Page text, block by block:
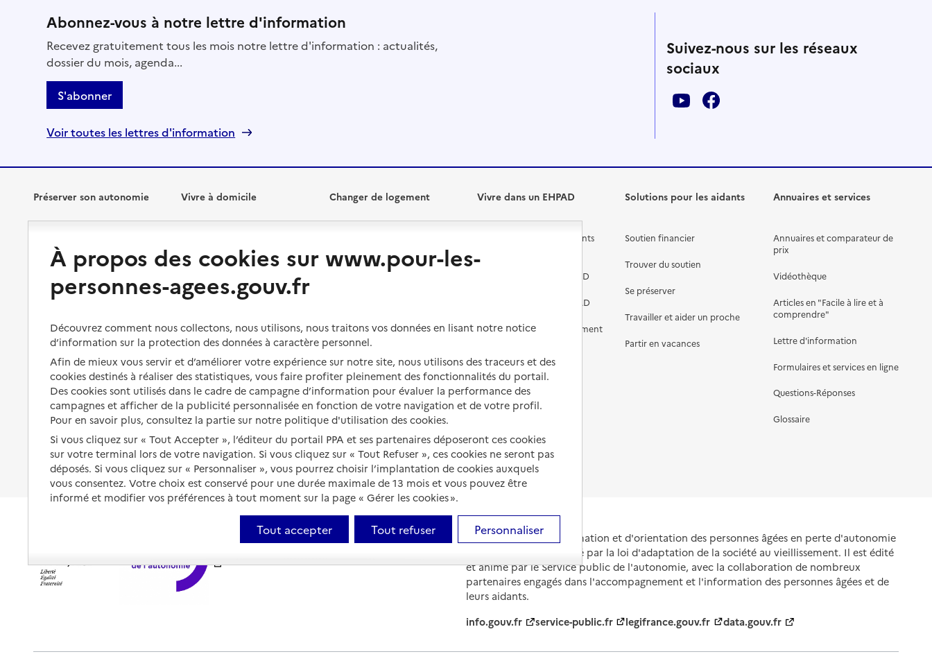
Abonnez-vous à notre lettre d'information
Recevez gratuitement tous les mois notre lettre d'information : actualités,
dossier du mois, agenda...
S'abonner
Voir toutes les lettres d'information
Suivez-nous sur les réseaux
sociaux
Préserver son autonomie
et droits
Aménager son logement et
s'équiper
santé
Organiser à l'avance sa propre
protection
Les mesures de protection
Les obligations de la famille
À qui s’adresser ?
Les politiques du grand âge
Vivre à domicile
Bénéficier de soins à domicile
Aides financières
Partager son logement
Vivre à domicile avec une
maladie ou un handicap
Être hospitalisé
Fin de vie à domicile
Changer de logement
Vivre dans une résidence avec
services pour seniors
Vivre en accueil familial
Vivre dans un EHPAD
Les différents établissements
Préparer l'entrée en EHPAD
Aides financières en EHPAD
Prévention, accompagnement
Comprendre les prix en
EHPAD
Droits en EHPAD
Solutions pour les aidants
Soutien financier
Trouver du soutien
Se préserver
Travailler et aider un proche
Partir en vacances
Annuaires et services
Annuaires et comparateur de
prix
Vidéothèque
Articles en "Facile à lire et à
comprendre"
Lettre d'information
Formulaires et services en ligne
Questions-Réponses
Glossaire
Portail national d'information et d'orientation des personnes âgées en perte d'autonomie
et de leurs proches, créé par la loi d'adaptation de la société au vieillissement. Il est édité
et animé par le Service public de l'autonomie, avec la collaboration de nombreux
partenaires engagés dans l'accompagnement et l'information des personnes âgées et de
leurs aidants.
info.gouv.fr
service-public.fr legifrance.gouv.fr data.gouv.fr
À propos des cookies sur www.pour-les-
personnes-agees.gouv.fr
Découvrez comment nous collectons, nous utilisons, nous traitons vos données en lisant notre notice
d’information sur la protection des données à caractère personnel.
Afin de mieux vous servir et d’améliorer votre expérience sur notre site, nous utilisons des traceurs et des
cookies destinés à réaliser des statistiques, vous faire profiter pleinement des fonctionnalités du portail.
Des cookies sont utilisés dans le cadre de campagne d’information pour évaluer la performance des
campagnes et afficher de la publicité personnalisée en fonction de votre navigation et de votre profil.
Pour en savoir plus, consultez la partie sur notre politique d'utilisation des cookies.
Si vous cliquez sur « Tout Accepter », l’éditeur du portail PPA et ses partenaires déposeront ces cookies
sur votre terminal lors de votre navigation. Si vous cliquez sur « Tout Refuser », ces cookies ne seront pas
déposés. Si vous cliquez sur « Personnaliser », vous pourrez choisir l’implantation de cookies auxquels
vous consentez. Votre choix est conservé pour une durée maximale de 13 mois et vous pouvez être
informé et modifier vos préférences à tout moment sur la page « Gérer les cookies ».
Tout accepter Tout refuser Personnaliser